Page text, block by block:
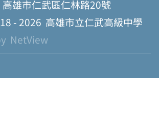
雄市仁武區仁林路20號
- 2026 高雄市立仁武高級中學
NetView